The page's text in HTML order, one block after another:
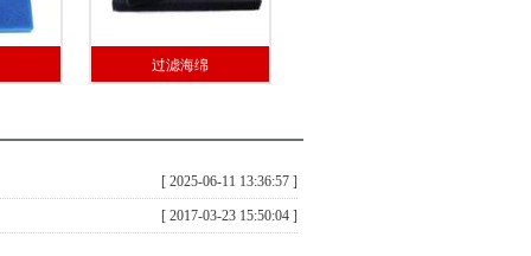
过滤海绵
[ 2025-06-11 13:36:57 ]
[ 2017-03-23 15:50:04 ]